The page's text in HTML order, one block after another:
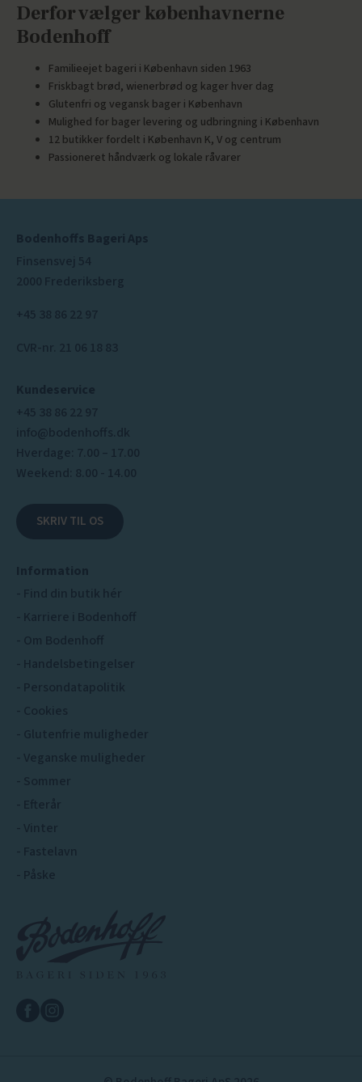
Derfor vælger københavnerne
Bodenhoff
Familieejet bageri i København siden 1963
Friskbagt brød, wienerbrød og kager hver dag
Glutenfri og vegansk bager i København
Mulighed for bager levering og udbringning i København
12 butikker fordelt i København K, V og centrum
Passioneret håndværk og lokale råvarer
SKRIV TIL OS